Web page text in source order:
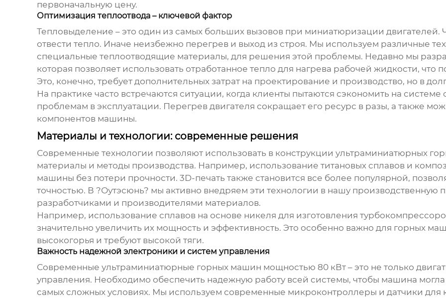
первоначальную цену.
Оптимизация теплоотвода – ключевой фактор
Тепловыделение – это один из самых больших вызовов при миниатюризации
отвести тепло. Иначе неизбежно перегрев и выход из строя. Мы используем различные
специальные теплоотводящие материалы, для решения этой проблемы. Недавно мы
которая позволяет использовать отработанное тепло для нагрева рабочей жидкости,
Это, конечно, требует дополнительных затрат на проектирование и производство, но в
На практике часто встречаются ситуации, когда клиенты пытаются сэкономить на
проблемам в эксплуатации. Перегрев двигателя сокращает его ресурс в разы, а также
компонентов машины.
Материалы и технологии: современные решения
Современные технологии позволяют использовать в конструкции ультраминиатюрных
материалы и методы производства. Например, использование титановых сплавов и
машины без потери прочности. 3D-печать также становится все более популярной,
точностью. В ?Оутэсюнь? мы активно внедряем эти технологии в нашу производственную
разработчиками и производителями материалов.
Например, использование сплавов на основе никеля для изготовления
значительно увеличить их мощность и эффективность. Это особенно важно для горных
высокогорья и требуют высокой тяги.
Важность надежной электроники и систем управления
Современные ультраминиатюрные горных машин мощностью 80 кВт– это не только
управления. Необходимо обеспечить надежную работу всей системы, чтобы машина
самых сложных условиях. Мы используем современные микроконтроллеры и датчики для